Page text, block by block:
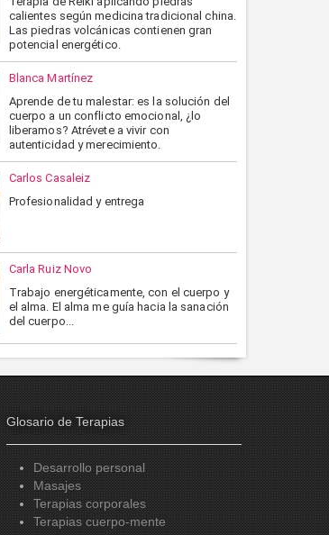
ENVIAR CANCELAR
calientes según medicina tradicional china.
Las piedras volcánicas contienen gran
potencial energético.
Blanca Martínez
Aprende de tu malestar: es la solución del
cuerpo a un conflicto emocional, ¿lo
liberamos? Atrévete a vivir con
autenticidad y merecimiento.
Carlos Casaleiz
Profesionalidad y entrega
Carla Ruiz Novo
Trabajo energéticamente, con el cuerpo y
el alma. El alma me guía hacia la sanación
del cuerpo...
Glosario de Terapias
Desarrollo personal
Masajes
Terapias corporales
Terapias cuerpo-mente